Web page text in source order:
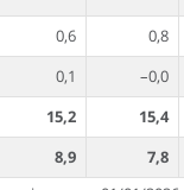
0,6 0,8
0,1 –0,0
15,2 15,4
8,9 7,8